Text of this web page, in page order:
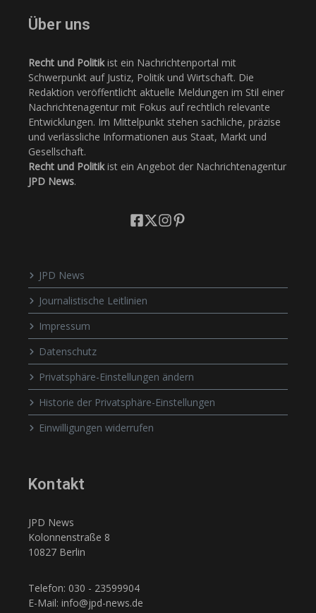
Über uns
Recht und Politikist ein Nachrichtenportal mit
Schwerpunkt auf Justiz, Politik und Wirtschaft. Die
Redaktion veröffentlicht aktuelle Meldungen im Stil einer
Nachrichtenagentur mit Fokus auf rechtlich relevante
Entwicklungen. Im Mittelpunkt stehen sachliche, präzise
und verlässliche Informationen aus Staat, Markt und
Gesellschaft.
Recht und Politikist ein Angebot der Nachrichtenagentur
JPD News.
JPD News
Journalistische Leitlinien
Impressum
Datenschutz
Privatsphäre-Einstellungen ändern
Historie der Privatsphäre-Einstellungen
Einwilligungen widerrufen
Kontakt
JPD News
Kolonnenstraße 8
10827 Berlin
Telefon: 030 - 23599904
E-Mail: info@jpd-news.de